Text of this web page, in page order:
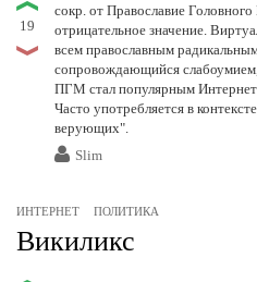
19
сокр. от Православие
отрицательное значение.
всем православным
сопровождающийся
ПГМ стал популярным
Часто употребляется в
верующих".
Slim
ИНТЕРНЕТ ПОЛИТИКА
Викиликс